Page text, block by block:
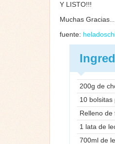
Y LISTO!!!
Muchas Gracias…
fuente:
200g de
10 bolsitas
Relleno de
1 lata de
700ml de